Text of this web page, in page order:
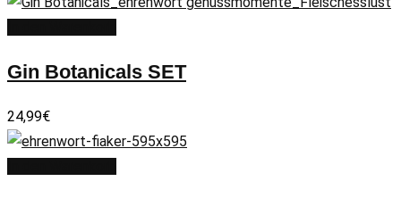
Gin Botanicals SET
24,99€